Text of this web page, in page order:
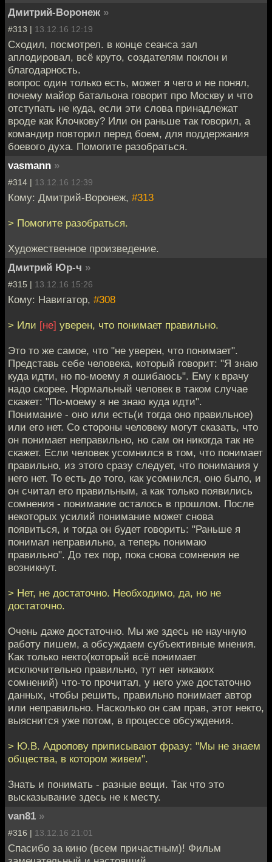
Дмитрий-Воронеж »
#313 | 13.12.16 12:19
Сходил, посмотрел. в конце сеанса зал
аплодировал, всё круто, создателям поклон и
благодарность.
вопрос один только есть, может я чего и не понял,
почему майор батальона говорит про Москву и что
отступать не куда, если эти слова принадлежат
вроде как Клочкову? Или он раньше так говорил, а
командир повторил перед боем, для поддержания
боевого духа. Помогите разобраться.
vasmann »
#314 | 13.12.16 12:39
Кому: Дмитрий-Воронеж, #313
> Помогите разобраться.
Художественное произведение.
Дмитрий Юр-ч »
#315 | 13.12.16 15:26
Кому: Навигатор, #308
> Или [не] уверен, что понимает правильно.
Это то же самое, что "не уверен, что понимает".
Представь себе человека, который говорит: "Я знаю
куда идти, но по-моему я ошибаюсь". Ему к врачу
надо скорее. Нормальный человек в таком случае
скажет: "По-моему я не знаю куда идти".
Понимание - оно или есть(и тогда оно правильное)
или его нет. Со стороны человеку могут сказать, что
он понимает неправильно, но сам он никогда так не
скажет. Если человек усомнился в том, что понимает
правильно, из этого сразу следует, что понимания у
него нет. То есть до того, как усомнился, оно было, и
он считал его правильным, а как только появились
сомнения - понимание осталось в прошлом. После
некоторых усилий понимание может снова
появиться, и тогда он будет говорить: "Раньше я
понимал неправильно, а теперь понимаю
правильно". До тех пор, пока снова сомнения не
возникнут.
> Нет, не достаточно. Необходимо, да, но не
достаточно.
Очень даже достаточно. Мы же здесь не научную
работу пишем, а обсуждаем субъективные мнения.
Как только некто(который всё понимает
исключительно правильно, тут нет никаких
сомнений) что-то прочитал, у него уже достаточно
данных, чтобы решить, правильно понимает автор
или неправильно. Насколько он сам прав, этот некто,
выяснится уже потом, в процессе обсуждения.
> Ю.В. Адропову приписывают фразу: "Мы не знаем
общества, в котором живем".
Знать и понимать - разные вещи. Так что это
высказывание здесь не к месту.
van81 »
#316 | 13.12.16 21:01
Спасибо за кино (всем причастным)! Фильм